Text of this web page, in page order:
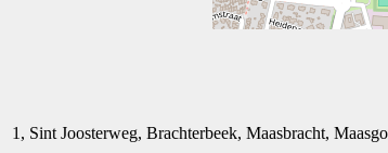
1, Sint Joosterweg, Brachterbeek, Maasbracht,